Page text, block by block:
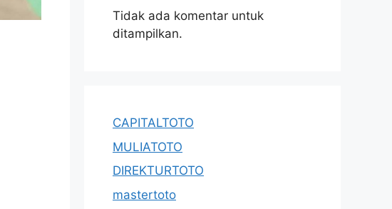
Tidak ada komentar untuk
ditampilkan.
CAPITALTOTO
MULIATOTO
DIREKTURTOTO
mastertoto